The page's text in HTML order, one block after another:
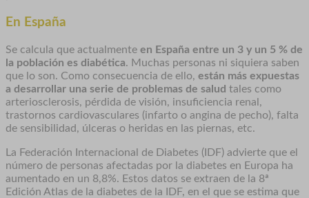
En España
Se calcula que actualmente en España entre un 3 y un 5 % de
la población es diabética. Muchas personas ni siquiera saben
que lo son. Como consecuencia de ello, están más expuestas
a desarrollar una serie de problemas de salud tales como
arteriosclerosis, pérdida de visión, insuficiencia renal,
trastornos cardiovasculares (infarto o angina de pecho), falta
de sensibilidad, úlceras o heridas en las piernas, etc.
La Federación Internacional de Diabetes (IDF) advierte que el
número de personas afectadas por la diabetes en Europa ha
aumentado en un 8,8%. Estos datos se extraen de la 8ª
Edición Atlas de la diabetes de la IDF, en el que se estima que